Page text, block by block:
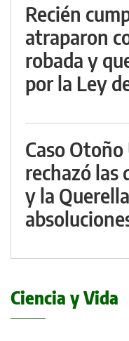
Recién
atraparon
robada y
por la Ley
Caso Otoño
rechazó las
y la
Ciencia y Vida